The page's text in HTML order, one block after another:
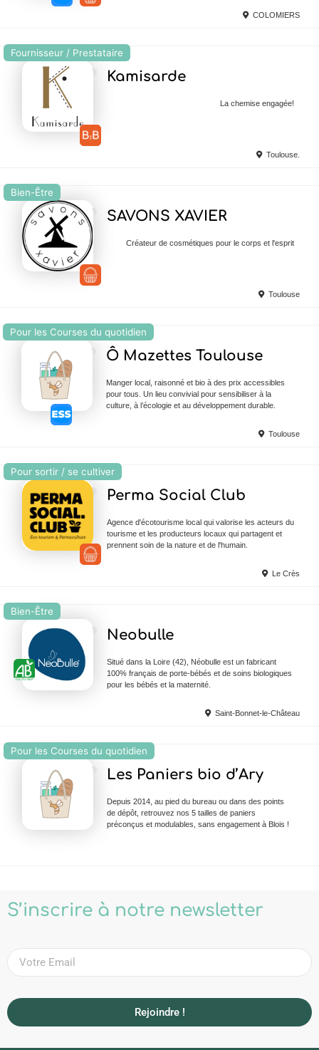
COLOMIERS
Fournisseur / Prestataire
Kamisarde
La chemise engagée!
Toulouse.
Bien-Être
SAVONS XAVIER
Créateur de cosmétiques pour le corps et l'esprit
Toulouse
Pour les Courses du quotidien
Ajouter en Favoris
Ô Mazettes Toulouse
Manger local, raisonné et bio à des prix accessibles
pour tous. Un lieu convivial pour sensibiliser à la
culture, à l’écologie et au développement durable.
Toulouse
Pour sortir / se cultiver
Perma Social Club
Agence d'écotourisme local qui valorise les acteurs du
tourisme et les producteurs locaux qui partagent et
prennent soin de la nature et de l'humain.
Le Crès
Bien-Être
Neobulle
Situé dans la Loire (42), Néobulle est un fabricant
100% français de porte-bébés et de soins biologiques
pour les bébés et la maternité.
Saint-Bonnet-le-Château
Pour les Courses du quotidien
Les Paniers bio d’Ary
Depuis 2014, au pied du bureau ou dans des points
de dépôt, retrouvez nos 5 tailles de paniers
préconçus et modulables, sans engagement à Blois !
S’inscrire à notre newsletter
Rejoindre !